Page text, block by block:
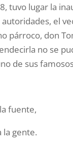
tuvo lugar la
el
párroco, don
no se
de sus
fuente,
la gente.